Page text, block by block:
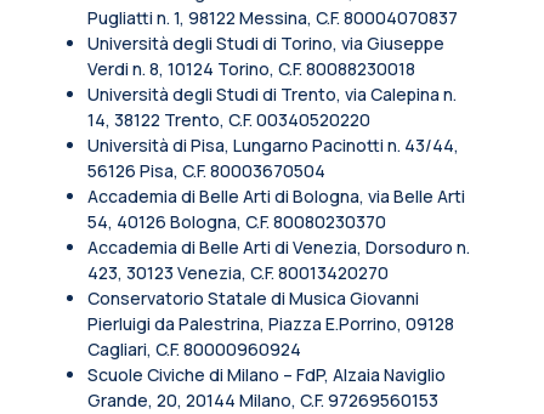
Pugliatti n. 1, 98122 Messina, C.F. 80004070837
Università degli Studi di Torino, via Giuseppe
Verdi n. 8, 10124 Torino, C.F. 80088230018
Università degli Studi di Trento, via Calepina n.
14, 38122 Trento, C.F. 00340520220
Università di Pisa, Lungarno Pacinotti n. 43/44,
56126 Pisa, C.F. 80003670504
Accademia di Belle Arti di Bologna, via Belle Arti
54, 40126 Bologna, C.F. 80080230370
Accademia di Belle Arti di Venezia, Dorsoduro n.
423, 30123 Venezia, C.F. 80013420270
Conservatorio Statale di Musica Giovanni
Pierluigi da Palestrina, Piazza E.Porrino, 09128
Cagliari, C.F. 80000960924
Scuole Civiche di Milano – FdP, Alzaia Naviglio
Grande, 20, 20144 Milano, C.F. 97269560153